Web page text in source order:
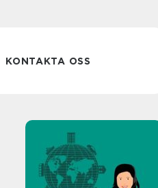
KONTAKTA OSS